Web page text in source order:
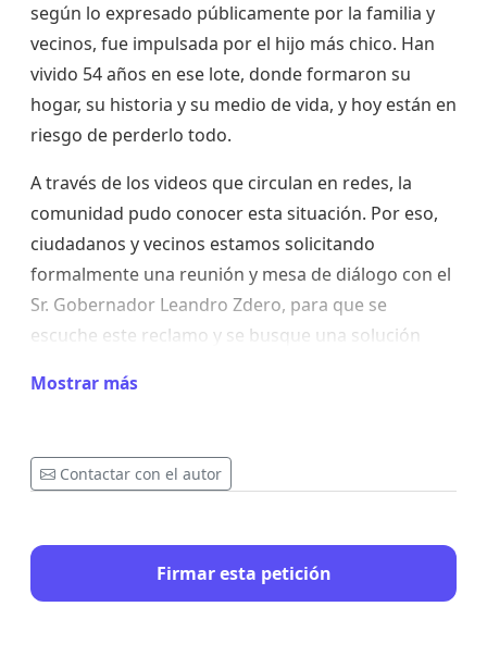
según lo expresado públicamente por la familia y
vecinos, fue impulsada por el hijo más chico. Han
vivido 54 años en ese lote, donde formaron su
hogar, su historia y su medio de vida, y hoy están en
riesgo de perderlo todo.
A través de los videos que circulan en redes, la
comunidad pudo conocer esta situación. Por eso,
ciudadanos y vecinos estamos solicitando
formalmente una reunión y mesa de diálogo con el
Sr. Gobernador Leandro Zdero, para que se
escuche este reclamo y se busque una solución
un pueblo unido sí. Tu firma ayuda a que este
Pedimos a todos los vecinos que difundan este
Mostrar más
Contactar con el autor
Firmar esta petición